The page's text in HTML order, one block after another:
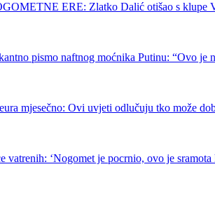
ERE: Zlatko Dalić otišao s klupe
pismo naftnog moćnika Putinu: “Ovo je
mjesečno: Ovi uvjeti odlučuju tko može
vatrenih: ‘Nogomet je pocrnio, ovo je sramota